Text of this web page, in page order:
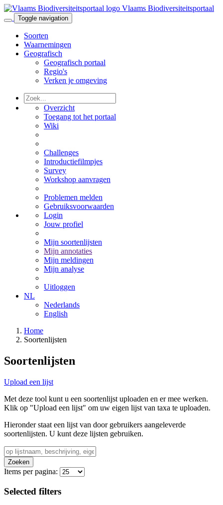
Vlaams Biodiversiteitsportaal
Toggle navigation
Soorten
Waarnemingen
Geografisch
Geografisch portaal
Regio's
Verken je omgeving
Overzicht
Toegang tot het portaal
Wiki
Challenges
Introductiefilmpjes
Survey
Workshop aanvragen
Problemen melden
Gebruiksvoorwaarden
Login
Jouw profiel
Mijn soortenlijsten
Mijn annotaties
Mijn meldingen
Mijn analyse
Uitloggen
NL
Nederlands
English
Home
Soortenlijsten
Soortenlijsten
Upload een lijst
Met deze tool kunt u een soortenlijst uploaden en er mee werken.
Klik op "Upload een lijst" om uw eigen lijst van taxa te uploaden.
Hieronder staat een lijst van door gebruikers aangeleverde
soortenlijsten. U kunt deze lijsten gebruiken.
Zoeken
Items per pagina:
Selected filters